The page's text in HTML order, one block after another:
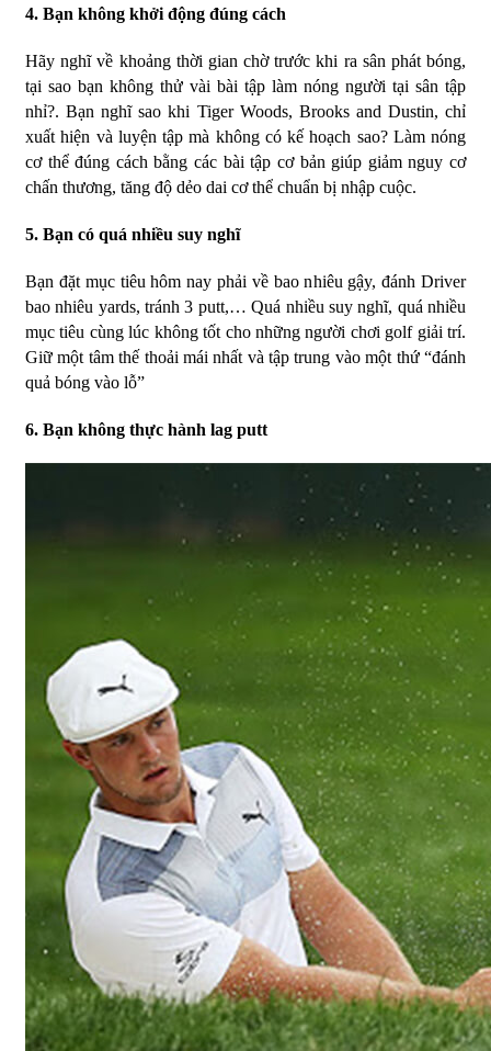
4. Bạn không khởi động đúng cách
Hãy nghĩ về khoảng thời gian chờ trước khi ra sân phát bóng,
tại sao bạn không thử vài bài tập làm nóng người tại sân tập
nhỉ?. Bạn nghĩ sao khi Tiger Woods, Brooks and Dustin, chỉ
xuất hiện và luyện tập mà không có kế hoạch sao? Làm nóng
cơ thể đúng cách bằng các bài tập cơ bản giúp giảm nguy cơ
chấn thương, tăng độ dẻo dai cơ thể chuẩn bị nhập cuộc.
5. Bạn có quá nhiều suy nghĩ
Bạn đặt mục tiêu hôm nay phải về bao nhiêu gậy, đánh Driver
bao nhiêu yards, tránh 3 putt,… Quá nhiều suy nghĩ, quá nhiều
mục tiêu cùng lúc không tốt cho những người chơi golf giải trí.
Giữ một tâm thế thoải mái nhất và tập trung vào một thứ “đánh
quả bóng vào lỗ”
6. Bạn không thực hành lag putt